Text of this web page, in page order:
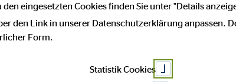
AG
eingesetzten Cookies finden Sie unter "Details
den Link in unserer Datenschutzerklärung anpassen.
Form.
Statistik Cookies